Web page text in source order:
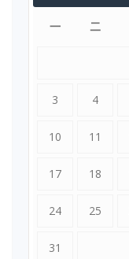
一 二
3 4
10 11
17 18
24 25
31